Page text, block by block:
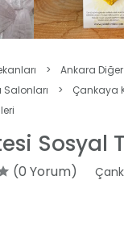
>
Ankara
>
Çankaya
Sosyal
(0 Yorum)